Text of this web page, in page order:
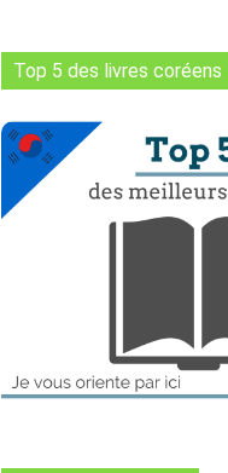
Top 5 des livres coréens